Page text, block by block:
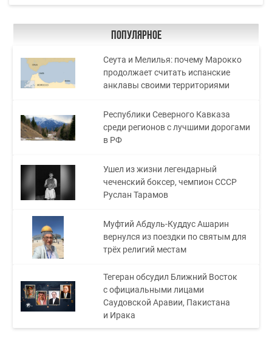
Популярное
Сеута и Мелилья: почему Марокко
продолжает считать испанские
анклавы своими территориями
Республики Северного Кавказа
среди регионов с лучшими дорогами
в РФ
Ушел из жизни легендарный
чеченский боксер, чемпион СССР
Руслан Тарамов
Муфтий Абдуль-Куддус Ашарин
вернулся из поездки по святым для
трёх религий местам
Тегеран обсудил Ближний Восток
с официальными лицами
Саудовской Аравии, Пакистана
и Ирака